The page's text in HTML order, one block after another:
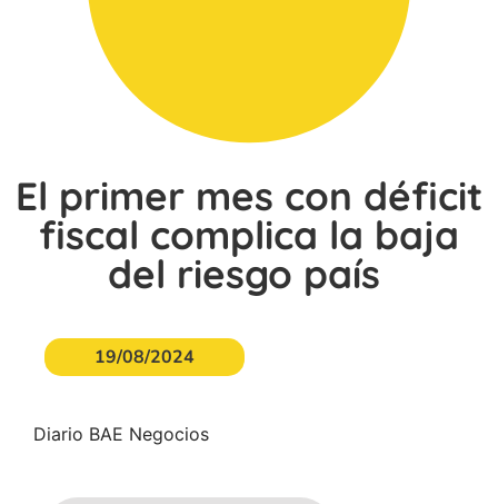
El primer mes con déficit
fiscal complica la baja
del riesgo país
19/08/2024
Diario BAE Negocios